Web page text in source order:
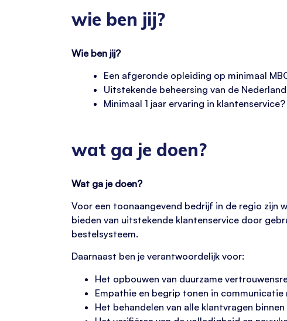
wie ben jij?
Wie ben jij?
Een afgeronde opleiding op minimaal
Uitstekende beheersing van de
Minimaal 1 jaar ervaring in klantenservice?
wat ga je doen?
Wat ga je doen?
Voor een toonaangevend bedrijf in de regio zijn
bieden van uitstekende klantenservice door
bestelsysteem.
Daarnaast ben je verantwoordelijk voor:
Het opbouwen van duurzame
Empathie en begrip tonen in communicatie
Het behandelen van alle klantvragen